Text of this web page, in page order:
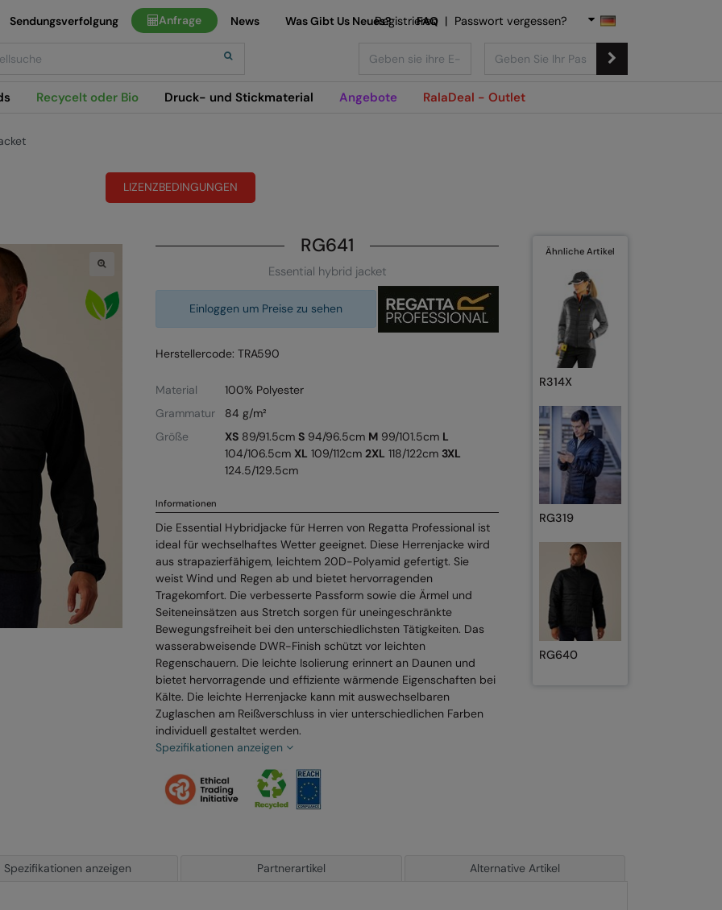
Recycelt oder Bio Druck- und Stickmaterial Angebote RalaDeal - Outlet
Sendungsverfolgung Anfrage News Was Gibt Us Neues? FAQ
Registrieren | Passwort vergessen?
LIZENZBEDINGUNGEN
RG641
Essential hybrid jacket
Einloggen um Preise zu sehen
Herstellercode: TRA590
Material
100% Polyester
Grammatur
84 g/m²
Größe
XS89/91.5cm S94/96.5cm M99/101.5cm L
104/106.5cm XL 109/112cm 2XL 118/122cm 3XL
124.5/129.5cm
Informationen
Die Essential Hybridjacke für Herren von Regatta Professional ist
ideal für wechselhaftes Wetter geeignet. Diese Herrenjacke wird
aus strapazierfähigem, leichtem 20D-Polyamid gefertigt. Sie
weist Wind und Regen ab und bietet hervorragenden
Tragekomfort. Die verbesserte Passform sowie die Ärmel und
Seiteneinsätzen aus Stretch sorgen für uneingeschränkte
Bewegungsfreiheit bei den unterschiedlichsten Tätigkeiten. Das
wasserabweisende DWR-Finish schützt vor leichten
Regenschauern. Die leichte Isolierung erinnert an Daunen und
bietet hervorragende und effiziente wärmende Eigenschaften bei
Kälte. Die leichte Herrenjacke kann mit auswechselbaren
Zuglaschen am Reißverschluss in vier unterschiedlichen Farben
individuell gestaltet werden.
Spezifikationen anzeigen
Ähnliche Artikel
R314X
RG319
RG640
Spezifikationen anzeigen Partnerartikel Alternative Artikel